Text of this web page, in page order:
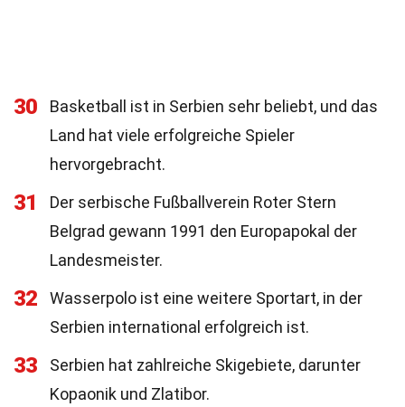
30
Basketball ist in Serbien sehr beliebt, und das
Land hat viele erfolgreiche Spieler
hervorgebracht.
31
Der serbische Fußballverein Roter Stern
Belgrad gewann 1991 den Europapokal der
Landesmeister.
32
Wasserpolo ist eine weitere Sportart, in der
Serbien international erfolgreich ist.
33
Serbien hat zahlreiche Skigebiete, darunter
Kopaonik und Zlatibor.